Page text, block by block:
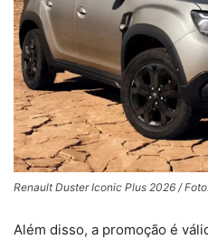
Renault Duster Iconic Plus 2026 /
Além disso, a promoção é